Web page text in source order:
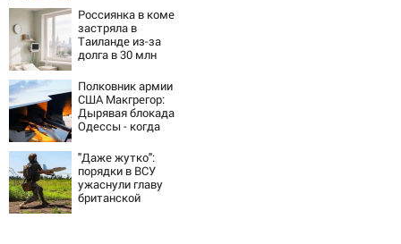
бездействие
против Трампа
Россиянка в коме
застряла в
Таиланде из-за
долга в 30 млн
Полковник армии
США Макгрегор:
Дырявая блокада
Одессы - когда
командовании
ВМФ России за
это полетят
головы?
"Даже жутко":
порядки в ВСУ
ужаснули главу
британской